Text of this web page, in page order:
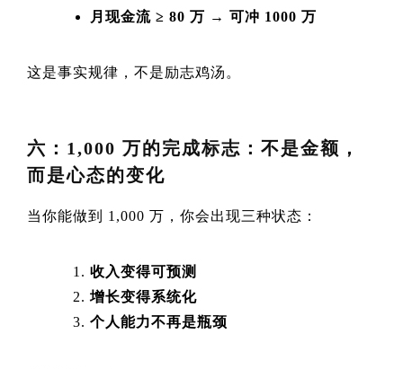
月现金流 ≥ 80 万 → 可冲 1000 万
这是事实规律，不是励志鸡汤。
六：1,000 万的完成标志：不是金额，
而是心态的变化
当你能做到 1,000 万，你会出现三种状态：
收入变得可预测
增长变得系统化
个人能力不再是瓶颈